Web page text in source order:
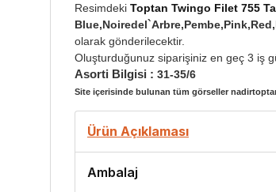
Resimdeki Toptan Twingo Filet 755
olarak gönderilecektir.
Oluşturduğunuz siparişiniz en geç 3 iş
Asorti Bilgisi : 31-35/6
Site içerisinde bulunan tüm görseller
Ürün Açıklaması
Ambalaj